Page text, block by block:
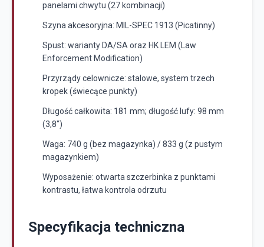
panelami chwytu (27 kombinacji)
Szyna akcesoryjna: MIL-SPEC 1913 (Picatinny)
Spust: warianty DA/SA oraz HK LEM (Law
Enforcement Modification)
Przyrządy celownicze: stalowe, system trzech
kropek (świecące punkty)
Długość całkowita: 181 mm; długość lufy: 98 mm
(3,8″)
Waga: 740 g (bez magazynka) / 833 g (z pustym
magazynkiem)
Wyposażenie: otwarta szczerbinka z punktami
kontrastu, łatwa kontrola odrzutu
Specyfikacja techniczna